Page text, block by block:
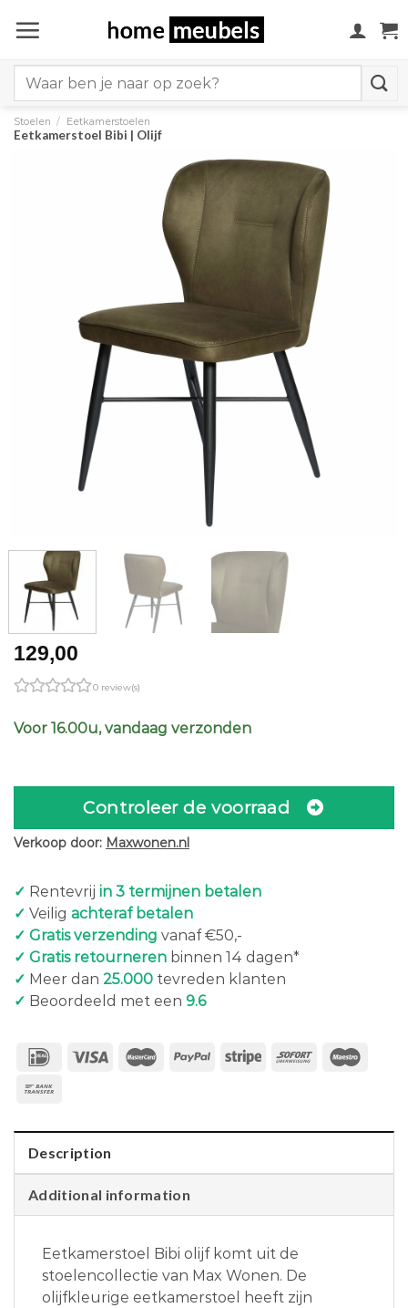
naar
for:
Stoelen / Eetkamerstoelen
Eetkamerstoel Bibi | Olijf
129,00
0 review(s)
Voor 16.00u, vandaag verzonden
Controleer de voorraad
Verkoop door: Maxwonen.nl
✓ Rentevrij in 3 termijnen betalen
✓ Veilig achteraf betalen
✓ Gratis verzending vanaf €50,-
✓ Gratis retourneren binnen 14 dagen*
✓ Meer dan 25.000 tevreden klanten
✓ Beoordeeld met een 9.6
Description
Additional information
Eetkamerstoel Bibi olijf komt uit de
stoelencollectie van Max Wonen. De
olijfkleurige eetkamerstoel heeft zijn